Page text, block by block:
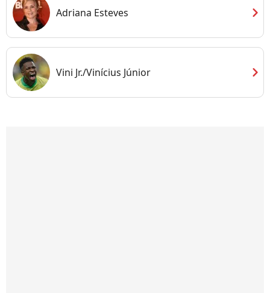
Adriana Esteves chevron_right
Vini Jr./Vinícius Júnior chevron_right